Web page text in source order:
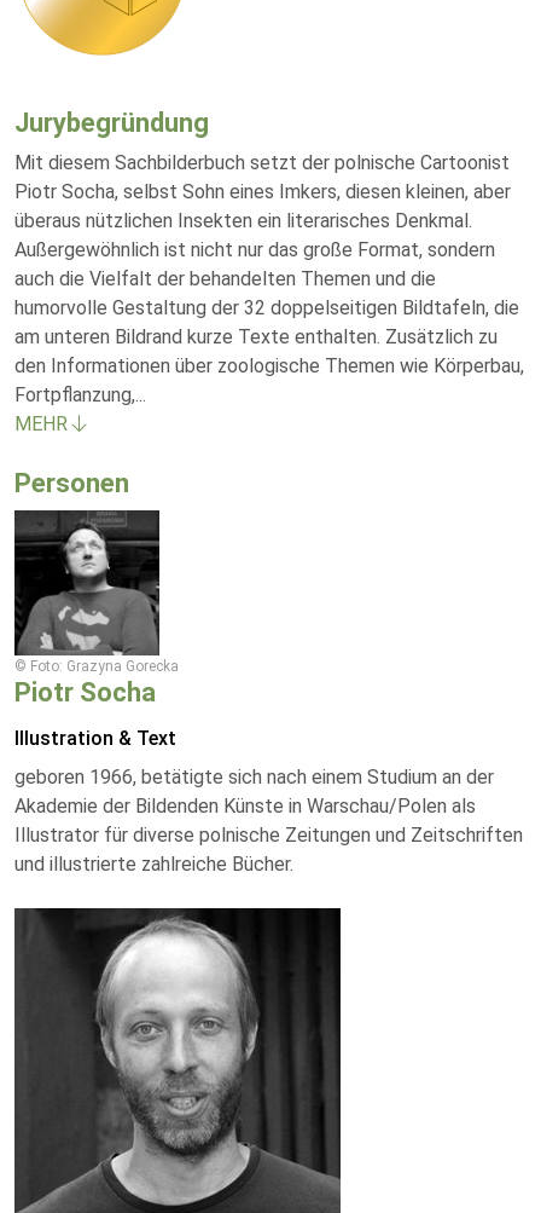
Jurybegründung
Mit diesem Sachbilderbuch setzt der polnische Cartoonist
Piotr Socha, selbst Sohn eines Imkers, diesen kleinen, aber
überaus nützlichen Insekten ein literarisches Denkmal.
Außergewöhnlich ist nicht nur das große Format, sondern
auch die Vielfalt der behandelten Themen und die
humorvolle Gestaltung der 32 doppelseitigen Bildtafeln, die
am unteren Bildrand kurze Texte enthalten. Zusätzlich zu
den Informationen über zoologische Themen wie Körperbau,
Fortpflanzung,...
MEHR
Personen
© Foto: Grazyna Gorecka
Piotr Socha
Illustration & Text
geboren 1966, betätigte sich nach einem Studium an der
Akademie der Bildenden Künste in Warschau/Polen als
Illustrator für diverse polnische Zeitungen und Zeitschriften
und illustrierte zahlreiche Bücher.